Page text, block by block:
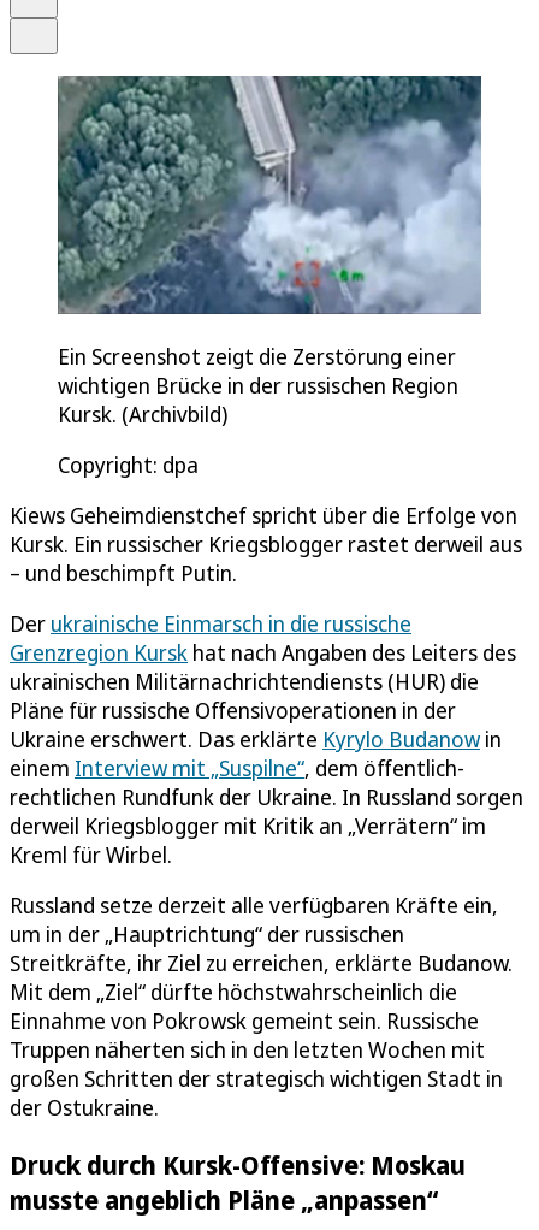
Ein Screenshot zeigt die Zerstörung einer
wichtigen Brücke in der russischen Region
Kursk. (Archivbild)
Copyright: dpa
Kiews Geheimdienstchef spricht über die Erfolge von
Kursk. Ein russischer Kriegsblogger rastet derweil aus
– und beschimpft Putin.
Der ukrainische Einmarsch in die russische
Grenzregion Kursk hat nach Angaben des Leiters des
ukrainischen Militärnachrichtendiensts (HUR) die
Pläne für russische Offensivoperationen in der
Ukraine erschwert. Das erklärte Kyrylo Budanow in
einem Interview mit „Suspilne“, dem öffentlich-
rechtlichen Rundfunk der Ukraine. In Russland sorgen
derweil Kriegsblogger mit Kritik an „Verrätern“ im
Kreml für Wirbel.
Russland setze derzeit alle verfügbaren Kräfte ein,
um in der „Hauptrichtung“ der russischen
Streitkräfte, ihr Ziel zu erreichen, erklärte Budanow.
Mit dem „Ziel“ dürfte höchstwahrscheinlich die
Einnahme von Pokrowsk gemeint sein. Russische
Truppen näherten sich in den letzten Wochen mit
großen Schritten der strategisch wichtigen Stadt in
der Ostukraine.
Druck durch Kursk-Offensive: Moskau
musste angeblich Pläne „anpassen“